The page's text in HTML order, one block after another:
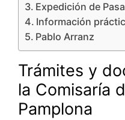
Expedición de
Información
Pablo Arranz
Trámites y
la Comisaría
Pamplona